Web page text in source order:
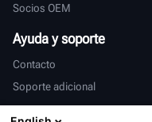
Socios OEM
Ayuda y soporte
Contacto
Soporte adicional
Internacional